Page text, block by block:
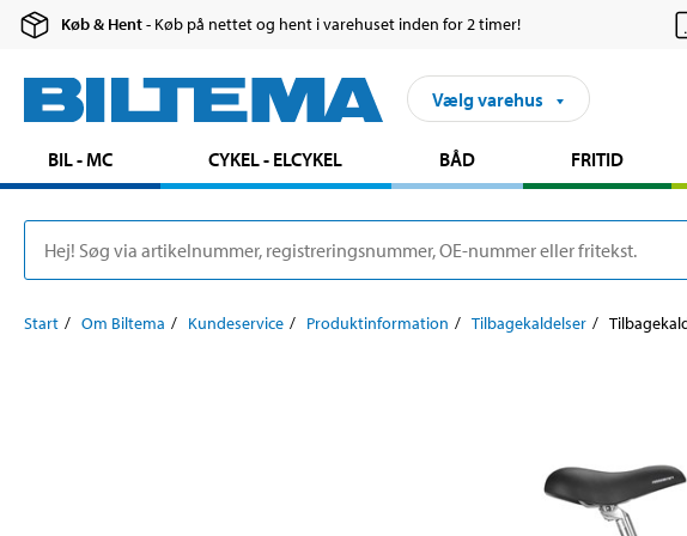
Køb & Hent- Køb på nettet og hent i varehuset inden for 2 timer!
Vælg varehus
BIL - MC CYKEL - ELCYKEL BÅD FRITID
Start Om Biltema Kundeservice Produktinformation Tilbagekaldelser